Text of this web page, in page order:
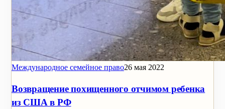
Международное семейное право26 мая 2022
Возвращение похищенного отчимом ребенка
из США в РФ